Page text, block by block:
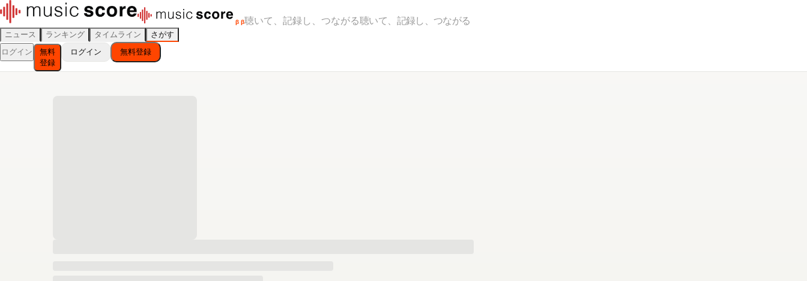
β β聴いて、記録し、つながる聴いて、記録し、つながる
ニュース ランキング タイムライン
さがす
ログイン
無料
登録
ログイン 無料登録